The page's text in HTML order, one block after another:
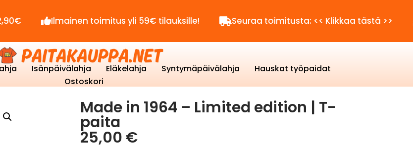
Ilmainen toimitus yli 59€ tilauksille! Seuraa toimitusta: << Klikkaa tästä >>
Isänpäivälahja Eläkelahja Syntymäpäivälahja
Hauskat työpaidat
Ostoskori
Made in 1964 – Limited edition | T-
paita
25,00 €